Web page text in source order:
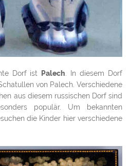
Dorf ist Palech . In diesem Dorf
von Palech. Verschiedene
aus diesem russischen Dorf sind
populär. Um bekannten
die Kinder hier verschiedene